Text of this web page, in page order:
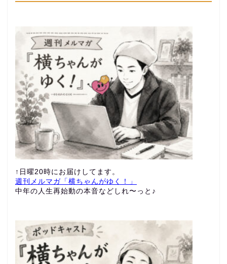
↑日曜20時にお届けしてます。
週刊メルマガ「横ちゃんがゆく！」
中年の人生再始動の本音などしれ〜っと♪